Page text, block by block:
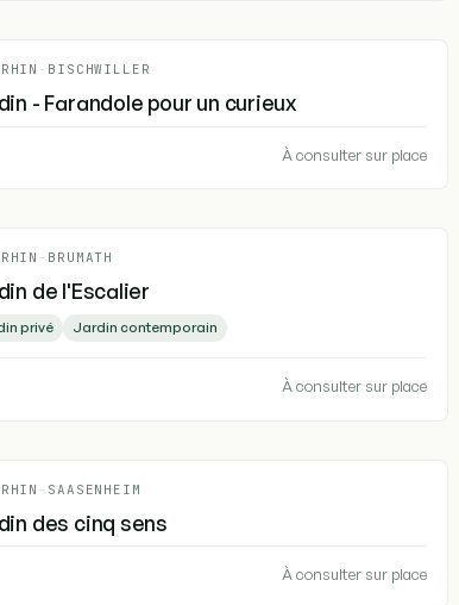
- BISCHWILLER
- Farandole pour un curieux
À consulter sur place
- BRUMATH
de l'Escalier
privé Jardin contemporain
À consulter sur place
- SAASENHEIM
des cinq sens
À consulter sur place